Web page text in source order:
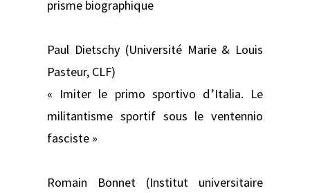
prisme biographique
Paul Dietschy (Université Marie & Louis
Pasteur, CLF)
« Imiter le primo sportivo d’Italia. Le
militantisme sportif sous le ventennio
fasciste »
Romain Bonnet (Institut universitaire